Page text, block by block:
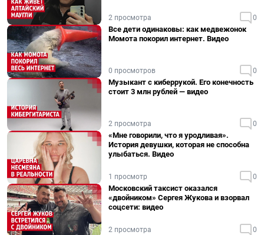
2 просмотра 0
Все дети одинаковы: как медвежонок
Момота покорил интернет. Видео
0 просмотров 0
Музыкант с киберрукой. Его конечность
стоит 3 млн рублей — видео
2 просмотра 0
«Мне говорили, что я уродливая».
История девушки, которая не способна
улыбаться. Видео
1 просмотр 0
Московский таксист оказался
«двойником» Сергея Жукова и взорвал
соцсети: видео
2 просмотра 0